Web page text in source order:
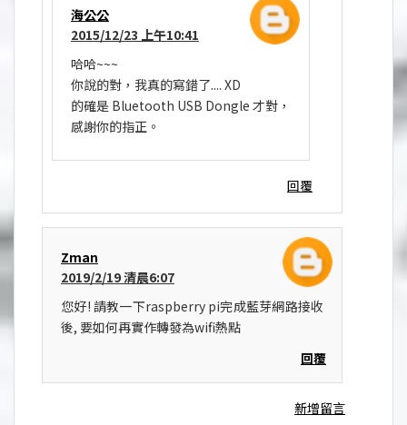
海公公
2015/12/23 上午10:41
哈哈~~~
你說的對，我真的寫錯了.... XD
的確是 Bluetooth USB Dongle 才對，
感謝你的指正。
回覆
Zman
2019/2/19 清晨6:07
您好! 請教一下raspberry pi完成藍芽網路接收
後, 要如何再實作轉發為wifi熱點
回覆
新增留言